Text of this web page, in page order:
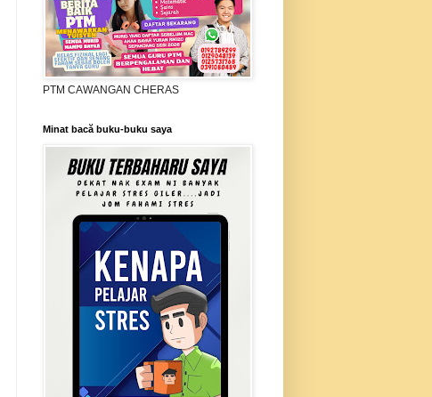
PTM CAWANGAN CHERAS
Minat bacă buku-buku saya